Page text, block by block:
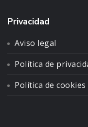
Privacidad
Aviso legal
Política de
Política de cookies